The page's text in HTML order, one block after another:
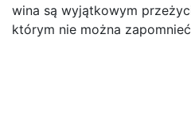
wina są wyjątkowym
którym nie można